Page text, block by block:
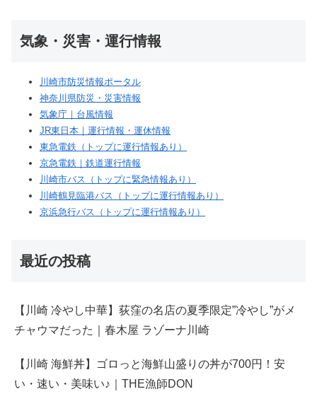
気象・災害・運行情報
川崎市防災情報ポータル
神奈川県防災・災害情報
気象庁｜台風情報
JR東日本｜運行情報・運休情報
東急電鉄（トップに運行情報あり）
京急電鉄｜鉄道運行情報
川崎市バス（トップに緊急情報あり）
川崎鶴見臨港バス（トップに運行情報あり）
京浜急行バス（トップに運行情報あり）
最近の投稿
【川崎 冷やし中華】荻窪の名店の夏季限定”冷やし”がメ
チャウマだった｜春木屋 ラゾーナ川崎
【川崎 海鮮丼】ゴロっと海鮮山盛りの丼が700円！安
い・速い・美味い♪｜THE漁師DON